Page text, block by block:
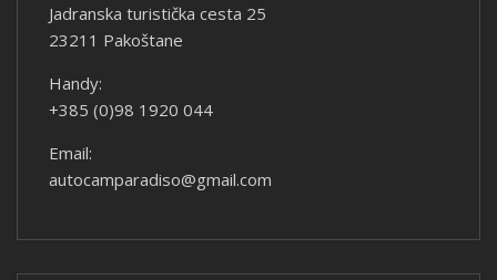
Jadranska turistička cesta 25
23211 Pakoštane
Handy:
+385 (0)98 1920 044
Email:
autocamparadiso@gmail.com